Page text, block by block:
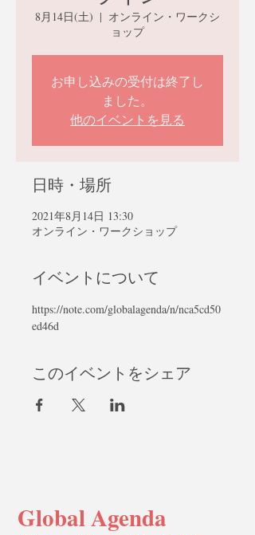
8月14日(土)
  |
オンライン・ワークシ
ョップ
お申し込みの受付は終了し
ました。
他のイベントを見る
日時・場所
2021年8月14日 13:30
オンライン・ワークショップ
イベントについて
https://note.com/globalagenda/n/nca5cd50
ed46d
このイベントをシェア
Global Agenda